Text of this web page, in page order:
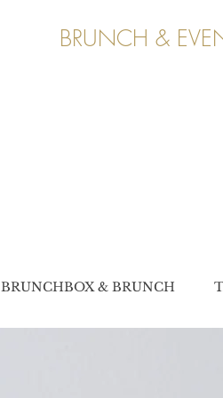
BRUNCH &
BRUNCHBOX & BRUNCH